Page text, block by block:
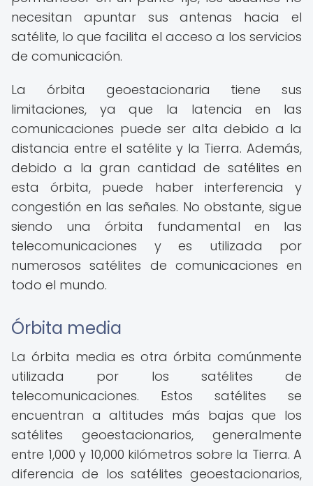
necesitan apuntar sus antenas hacia el
satélite, lo que facilita el acceso a los servicios
de comunicación.
La órbita geoestacionaria tiene sus
limitaciones, ya que la latencia en las
comunicaciones puede ser alta debido a la
distancia entre el satélite y la Tierra. Además,
debido a la gran cantidad de satélites en
esta órbita, puede haber interferencia y
congestión en las señales. No obstante, sigue
siendo una órbita fundamental en las
telecomunicaciones y es utilizada por
numerosos satélites de comunicaciones en
todo el mundo.
Órbita media
La órbita media es otra órbita comúnmente
utilizada por los satélites de
telecomunicaciones. Estos satélites se
encuentran a altitudes más bajas que los
satélites geoestacionarios, generalmente
entre 1,000 y 10,000 kilómetros sobre la Tierra. A
diferencia de los satélites geoestacionarios,